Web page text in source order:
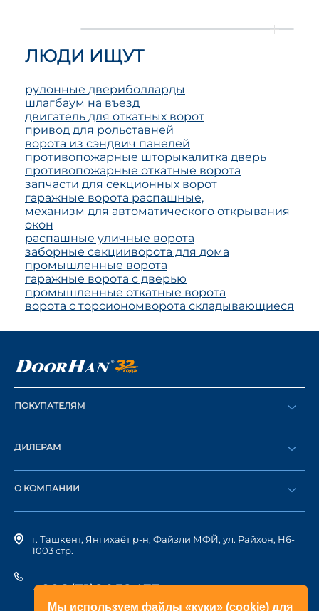
Мы используем файлы «куки» (cookie) для
ЛЮДИ ИЩУТ
рулонные двериболларды
шлагбаум на въезд
двигатель для откатных ворот
привод для рольставней
ворота из сэндвич панелей
противопожарные шторыкалитка дверь
противопожарные откатные ворота
запчасти для секционных ворот
гаражные ворота распашные,
механизм для автоматического открывания
окон
распашные уличные ворота
заборные секцииворота для дома
промышленные ворота
гаражные ворота с дверью
промышленные откатные ворота
ворота с торсиономворота складывающиеся
ПОКУПАТЕЛЯМ
Оформить заказ
Каталог
ДИЛЕРАМ
Стать дилером
О КОМПАНИИ
История компании
г. Ташкент, Янгихаёт р-н, Файзли МФЙ, ул. Райхон, Н6-
1003 стр.
+998(71)2052433